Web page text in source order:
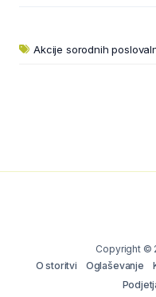
Akcije sorodnih
Copyright ©
O storitvi
Oglaševanje